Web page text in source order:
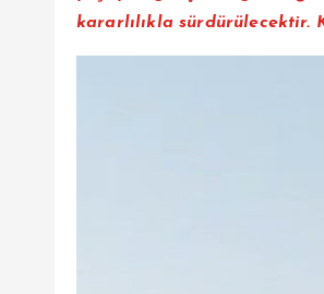
kararlılıkla sürdürülecektir.